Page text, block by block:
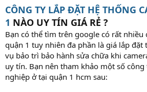
CÔNG TY LẮP ĐẶT HỆ THỐNG
1 NÀO UY TÍN GIÁ RẺ ?
Bạn có thể tìm trên google có rất nhiều
quận 1 tuy nhiên đa phần là giá lắp
vụ bảo trì bảo hành sửa chữa khi
uy tín. Bạn nên tham khảo một số công
nghiệp ở tại quận 1 hcm sau: